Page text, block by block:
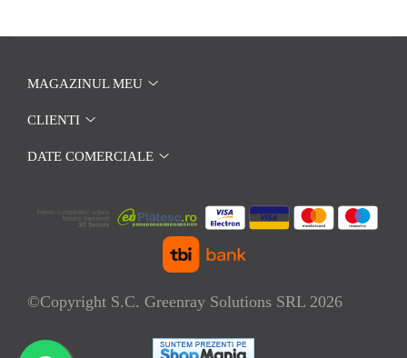
MAGAZINUL MEU
CLIENTI
DATE COMERCIALE
©Copyright S.C. Greenray Solutions SRL 2026